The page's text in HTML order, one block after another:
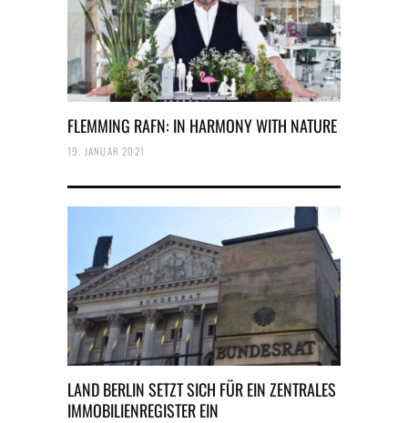
FLEMMING RAFN: IN HARMONY WITH NATURE
19. JANUAR 2021
LAND BERLIN SETZT SICH FÜR EIN ZENTRALES
IMMOBILIENREGISTER EIN